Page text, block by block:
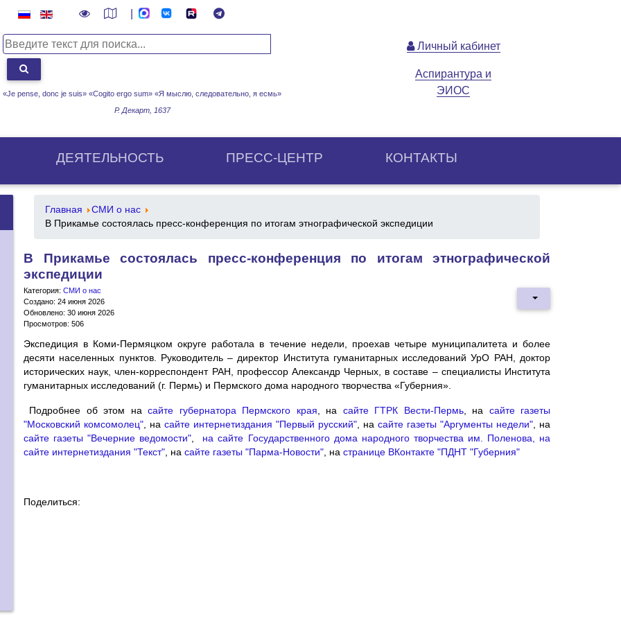
«Je pense, donc je suis» «Cogito ergo sum» «Я мыслю, следовательно, я есмь»
Р. Декарт, 1637
Личный кабинет
Аспирантура и
ЭИОС
ДЕЯТЕЛЬНОСТЬ ПРЕСС-ЦЕНТР КОНТАКТЫ
Главная
СМИ о нас
В Прикамье состоялась пресс-конференция по итогам этнографической экспедиции
В Прикамье состоялась пресс-конференция по итогам этнографической
экспедиции
Категория: СМИ о нас
Создано: 24 июня 2026
Обновлено: 30 июня 2026
Просмотров: 506
Экспедиция в Коми-Пермяцком округе работала в течение недели, проехав четыре муниципалитета и более
десяти населенных пунктов. Руководитель – директор Института гуманитарных исследований УрО РАН, доктор
исторических наук, член-корреспондент РАН, профессор Александр Черных, в составе – специалисты Института
гуманитарных исследований (г. Пермь) и Пермского дома народного творчества «Губерния».
Подробнее об этом насайте губернатора Пермского края , на сайте ГТРК Вести-Пермь, на сайте газеты
"Московский комсомолец" , на сайте интернетиздания "Первый русский" , на сайте газеты "Аргументы недели" , на
сайте газеты "Вечерние ведомости"
на сайте Государственного дома народного творчества им. Поленова,
на
сайте интернетиздания "Текст" , на сайте газеты "Парма-Новости" , на странице ВКонтакте "ПДНТ "Губерния"
Поделиться: